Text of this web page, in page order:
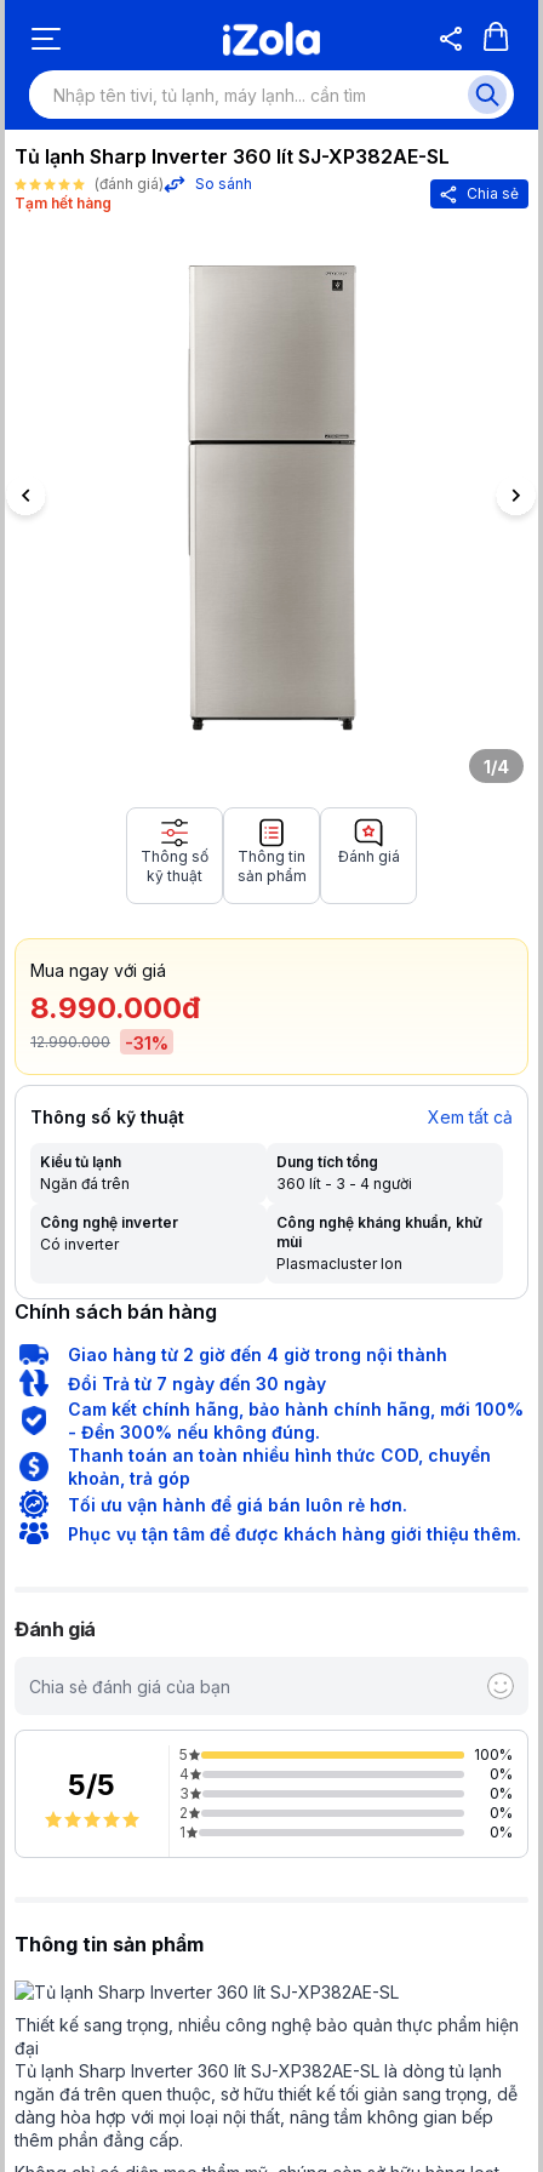
Tủ lạnh Sharp Inverter 360 lít SJ-XP382AE-SL
(đánh giá)
So sánh
Tạm hết hàng
Chia sẻ
1/4
Thông số
kỹ thuật
Thông tin
sản phẩm
Đánh giá
Mua ngay với giá
8.990.000đ
12.990.000 -31%
Thông số kỹ thuật Xem tất cả
Kiểu tủ lạnh
Ngăn đá trên
Dung tích tổng
360 lít - 3 - 4 người
Công nghệ inverter
Có inverter
Công nghệ kháng khuẩn, khử
mùi
Plasmacluster Ion
Chính sách bán hàng
Giao hàng từ 2 giờ đến 4 giờ trong nội thành
Đổi Trả từ 7 ngày đến 30 ngày
Cam kết chính hãng, bảo hành chính hãng, mới 100%
- Đền 300% nếu không đúng.
Thanh toán an toàn nhiều hình thức COD, chuyển
khoản, trả góp
Tối ưu vận hành để giá bán luôn rẻ hơn.
Phục vụ tận tâm để được khách hàng giới thiệu thêm.
Đánh giá
Chia sẻ đánh giá của bạn
5/5
5 100%
4
0%
3
0%
2
0%
1
0%
Thông tin sản phẩm
Thiết kế sang trọng, nhiều công nghệ bảo quản thực phẩm hiện
đại
Tủ lạnh Sharp Inverter 360 lít SJ-XP382AE-SL là dòng tủ lạnh
ngăn đá trên quen thuộc, sở hữu thiết kế tối giản sang trọng, dễ
dàng hòa hợp với mọi loại nội thất, nâng tầm không gian bếp
thêm phần đẳng cấp.